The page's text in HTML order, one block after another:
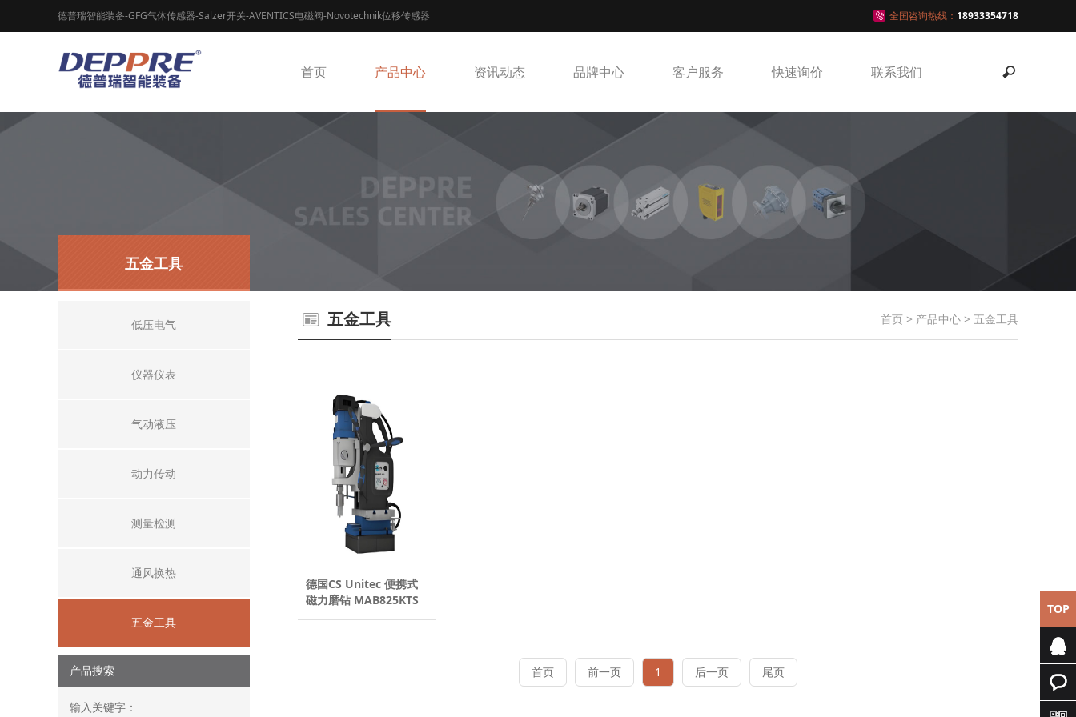
德普瑞智能装备-GFG气体传感器-Salzer开关-AVENTICS电磁阀-Novotechnik位移传感器 全国咨询热线： 18933354718
首页 产品中心 资讯动态 品牌中心 客户服务 快速询价 联系我们
五金工具
低压电气
仪器仪表
气动液压
动力传动
测量检测
通风换热
五金工具
产品搜索
输入关键字：
五金工具 首页 > 产品中心 > 五金工具
德国CS Unitec 便携式
磁力磨钻 MAB825KTS
首页 前一页 1 后一页 尾页
TOP
专属客
服